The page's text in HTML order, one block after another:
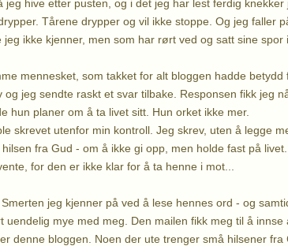
hive etter pusten, og i det jeg har lest ferdig knekker
Tårene drypper og vil ikke stoppe. Og jeg faller
ikke kjenner, men som har rørt ved og satt sine spor
mennesket, som takket for alt bloggen hadde betydd
jeg sendte raskt et svar tilbake. Responsen fikk jeg
hun planer om å ta livet sitt. Hun orket ikke mer.
skrevet utenfor min kontroll. Jeg skrev, uten å legge
fra Gud - om å ikke gi opp, men holde fast på
for den er ikke klar for å ta henne i mot...
jeg kjenner på ved å lese hennes ord - og
mye med meg. Den mailen fikk meg til å innse
denne bloggen. Noen der ute trenger små hilsener fra